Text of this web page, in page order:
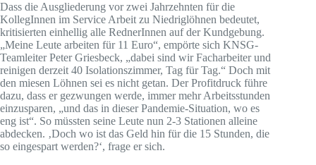
Dass die Ausgliederung vor zwei Jahrzehnten für die
KollegInnen im Service Arbeit zu Niedriglöhnen bedeutet,
kritisierten einhellig alle RednerInnen auf der Kundgebung.
„Meine Leute arbeiten für 11 Euro“, empörte sich KNSG-
Teamleiter Peter Griesbeck, „dabei sind wir Facharbeiter und
reinigen derzeit 40 Isolationszimmer, Tag für Tag.“ Doch mit
den miesen Löhnen sei es nicht getan. Der Profitdruck führe
dazu, dass er gezwungen werde, immer mehr Arbeitsstunden
einzusparen, „und das in dieser Pandemie-Situation, wo es
eng ist“. So müssten seine Leute nun 2-3 Stationen alleine
abdecken. ‚Doch wo ist das Geld hin für die 15 Stunden, die
so eingespart werden?‘, frage er sich.